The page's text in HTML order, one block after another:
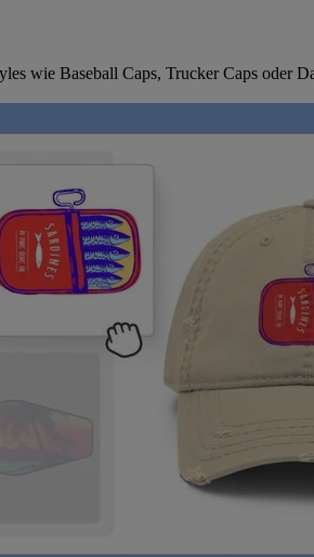
wie Baseball Caps, Trucker Caps oder